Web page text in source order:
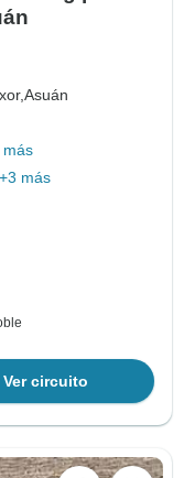
Asuán
más
+3 más
Ver circuito